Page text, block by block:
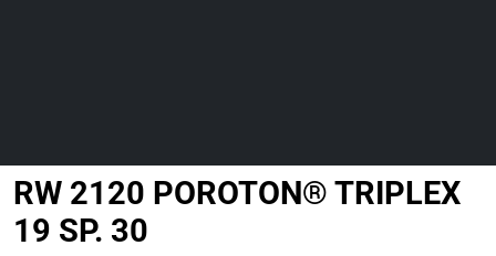
RW 2120 POROTON® TRIPLEX
19 SP. 30